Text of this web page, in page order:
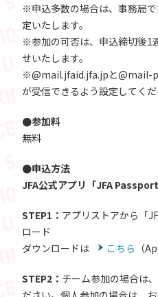
※申込多数の場合は、事務局
定いたします。
※参加の可否は、申込締切後1
せいたします。
※@mail.jfaid.jfa.jpと@mail-
が受信できるよう設定してくだ
●参加料
無料
●申込方法
JFA公式アプリ「JFA
STEP1： アプリストアから「
ロード
ダウンロードは
こちら （
STEP2： チーム参加の場合は